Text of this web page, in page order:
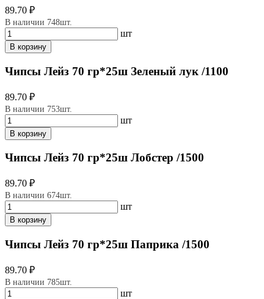
89.70 ₽
В наличии 748шт.
шт
В корзину
Чипсы Лейз 70 гр*25ш Зеленый лук /1100
89.70 ₽
В наличии 753шт.
шт
В корзину
Чипсы Лейз 70 гр*25ш Лобстер /1500
89.70 ₽
В наличии 674шт.
шт
В корзину
Чипсы Лейз 70 гр*25ш Паприка /1500
89.70 ₽
В наличии 785шт.
шт